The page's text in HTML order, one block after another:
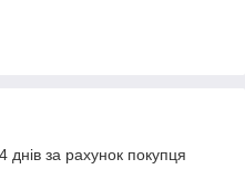
за рахунок покупця